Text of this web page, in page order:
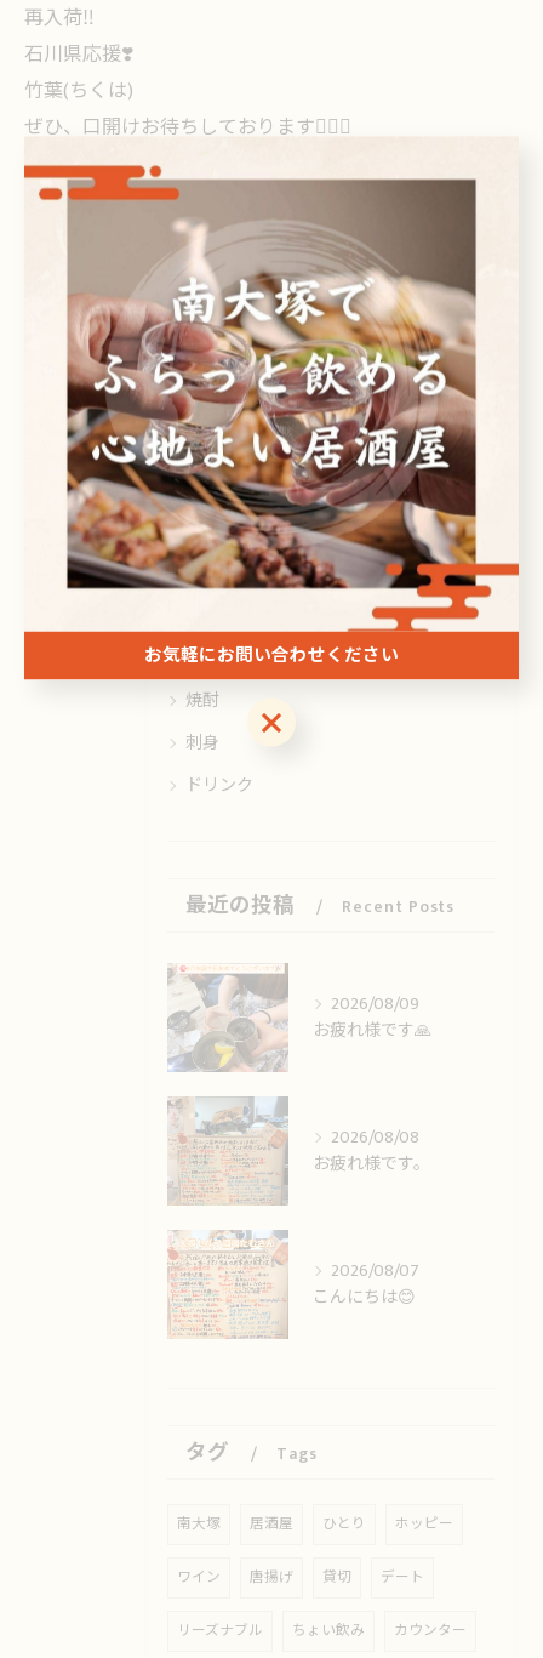
再入荷‼️
石川県応援❣️
竹葉(ちくは)
ぜひ、口開けお待ちしております🙇🏻‍♀️
#大塚 #セルフ酒場たむさん
< 前のページ 一覧に戻る 次のページ >
カテゴリー Categories
全てのカテゴリー
ビール
焼酎
刺身
ドリンク
最近の投稿 Recent Posts
2026/08/09
お疲れ様です🙏
2026/08/08
お疲れ様です。
2026/08/07
こんにちは😊
タグ Tags
南大塚 居酒屋 ひとり ホッピー
ワイン 唐揚げ 貸切 デート
リーズナブル ちょい飲み カウンター
お気軽にお問い合わせください
お気軽にお問い合わせください